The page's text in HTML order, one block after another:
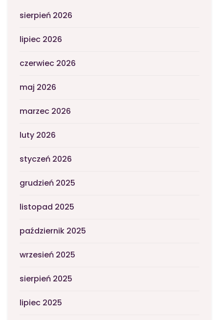
sierpień 2026
lipiec 2026
czerwiec 2026
maj 2026
marzec 2026
luty 2026
styczeń 2026
grudzień 2025
listopad 2025
październik 2025
wrzesień 2025
sierpień 2025
lipiec 2025